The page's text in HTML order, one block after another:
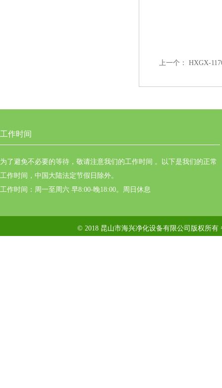
上一个： HXGX-
工作时间
为了避免不必要的等待，敬请注意我们的工作时间 。以下是我们的正常
工作时间，中国大陆法定节假日除外。
工作时间：周一至周六 早8:00-晚18:00。周日休息
© 2018 昆山市海兴净化设备有限公司版权所有